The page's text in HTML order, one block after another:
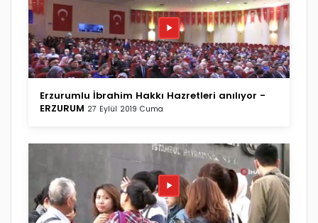
Erzurumlu İbrahim Hakkı Hazretleri anılıyor -
ERZURUM 27 Eylül 2019 Cuma